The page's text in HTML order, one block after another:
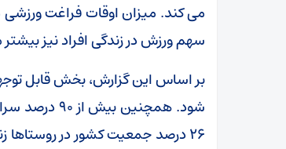
می کند. میزان اوقات فراغت
سهم ورزش در زندگی افراد نیز
بر اساس این گزارش، بخش قابل
شود.
۲۶ درصد جمعیت کشور در